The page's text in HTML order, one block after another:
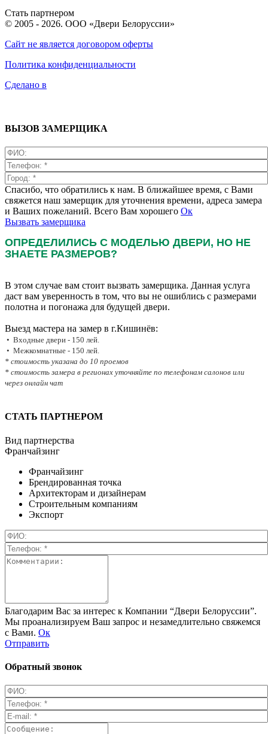
Стать партнером
© 2005 - 2026. ООО «Двери Белоруссии»
Сайт не является договором оферты
Политика конфиденциальности
Сделано в
ВЫЗОВ ЗАМЕРЩИКА
Спасибо, что обратились к нам. В ближайшее время, с Вами
свяжется наш замерщик для уточнения времени, адреса замера
и Ваших пожеланий. Всего Вам хорошего Ок
Вызвать замерщика
ОПРЕДЕЛИЛИСЬ С МОДЕЛЬЮ ДВЕРИ, НО НЕ
ЗНАЕТЕ РАЗМЕРОВ?
В этом случае вам стоит вызвать замерщика. Данная услуга
даст вам уверенность в том, что вы не ошиблись с размерами
полотна и погонажа для будущей двери.
Выезд мастера на замер в г.Кишинёв:
• Входные двери - 150 лей.
• Межкомнатные - 150 лей.
* стоимость указана до 10 проемов
* стоимость замера в регионах уточняйте по телефонам салонов или
через онлайн чат
СТАТЬ ПАРТНЕРОМ
Вид партнерства
Франчайзинг
Франчайзинг
Брендированная точка
Архитекторам и дизайнерам
Строительным компаниям
Экспорт
Благодарим Вас за интерес к Компании “Двери Белоруссии”.
Мы проанализируем Ваш запрос и незамедлительно свяжемся
с Вами. Ок
Отправить
Обратный звонок